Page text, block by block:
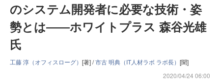
のシステム開発者に必要な技術・姿
勢とは――ホワイトプラス 森谷光雄
氏
工藤 淳（オフィスローグ） [著] /市古 明典（IT人材ラボ ラボ長） [聞]
2020/04/24 06:00